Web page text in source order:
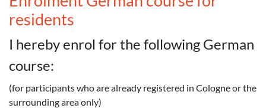
residents
I hereby enrol for the following German
course:
(for participants who are already registered in Cologne or the
surrounding area only)